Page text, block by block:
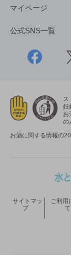
マイページ
公式SNS一覧
ス
妊
お
の
お酒に関する情報の
サイトマッ
プ
ご利用
て